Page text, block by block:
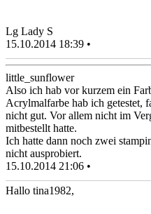
Lg Lady S
15.10.2014 18:39 •
little_sunflower
Also ich hab vor kurzem ein
Acrylmalfarbe hab ich getestet,
nicht gut. Vor allem nicht im
mitbestellt hatte.
Ich hatte dann noch zwei
nicht ausprobiert.
15.10.2014 21:06 •
Hallo tina1982,